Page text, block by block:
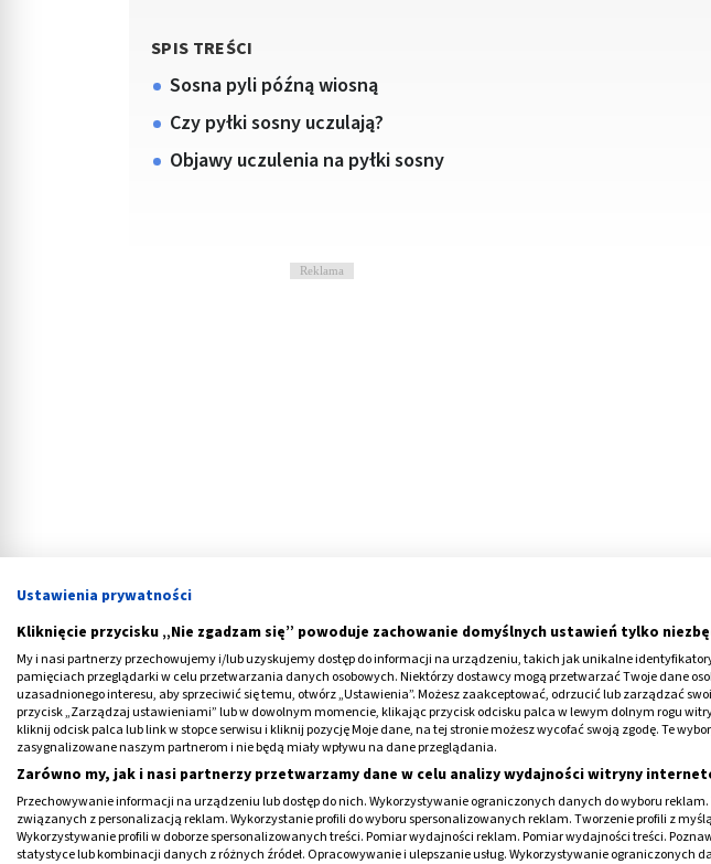
SPIS TREŚCI
Sosna pyli późną wiosną
Czy pyłki sosny uczulają?
Objawy uczulenia na pyłki sosny
Reklama
Sosna pyli późną wiosną
Pyleniesosny jest bardzo łatwo zauważalne. Wydziela ona bowiem
ma charakterystyczny,żółto-zielony kolor. Sosnowy „kurz” pokrywa
dookoła, tworzyzielonkawą pokrywęna samochodach, dachach
tarasach, kałużach itd. Osoby mieszkające poza miastem z
swoich ogrodach, bo osadza się na liściach innych roślin, meblach
Kiedy sosnapylii oblepia swoim pyłkiem to, co znajduje się w
Ustawienia prywatności
Kliknięcie przycisku „Nie zgadzam się” powoduje zachowanie domyślnych ustawień tylko
My i nasi partnerzy przechowujemy i/lub uzyskujemy dostęp do informacji na urządzeniu, takich jak unikalne
pamięciach przeglądarki w celu przetwarzania danych osobowych. Niektórzy dostawcy mogą przetwarzać Twoje dane
uzasadnionego interesu, aby sprzeciwić się temu, otwórz „Ustawienia”. Możesz zaakceptować, odrzucić lub zarządzać
przycisk „Zarządzaj ustawieniami” lub w dowolnym momencie, klikając przycisk odcisku palca w lewym dolnym rogu
kliknij odcisk palca lub link w stopce serwisu i kliknij pozycję Moje dane, na tej stronie możesz wycofać swoją zgodę. Te
zasygnalizowane naszym partnerom i nie będą miały wpływu na dane przeglądania.
Zarówno my, jak i nasi partnerzy przetwarzamy dane w celu analizy wydajności witryny
Przechowywanie informacji na urządzeniu lub dostęp do nich. Wykorzystywanie ograniczonych danych do wyboru
związanych z personalizacją reklam. Wykorzystanie profili do wyboru spersonalizowanych reklam. Tworzenie profili z
Wykorzystywanie profili w doborze spersonalizowanych treści. Pomiar wydajności reklam. Pomiar wydajności treści.
statystyce lub kombinacji danych z różnych źródeł. Opracowywanie i ulepszanie usług. Wykorzystywanie ograniczonych